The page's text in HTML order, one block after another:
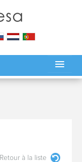
Retour à la liste